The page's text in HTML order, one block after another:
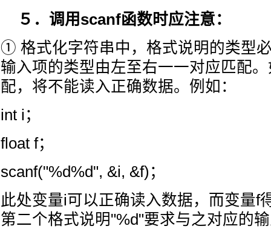
５．调用scanf函数时应注意：
① 格式化字符串中，格式说明的类型
输入项的类型由左至右一一对应匹配
配，将不能读入正确数据。例如：
int i；
float f；
scanf("%d%d", &i, &f)；
此处变量i可以正确读入数据，而变量f
第二个格式说明"%d"要求与之对应的